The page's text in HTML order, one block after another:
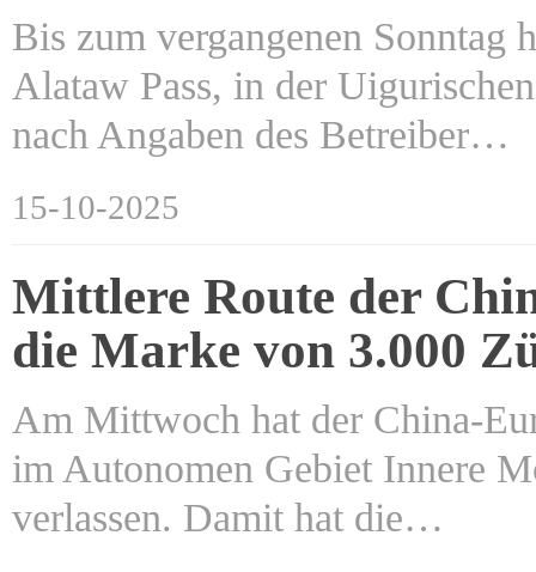
Bis zum vergangenen Sonntag
Alataw Pass, in der
nach Angaben des Betreiber…
15-10-2025
Mittlere Route der
die Marke von 3.000
Am Mittwoch hat der China-
im Autonomen Gebiet Innere
verlassen. Damit hat die…